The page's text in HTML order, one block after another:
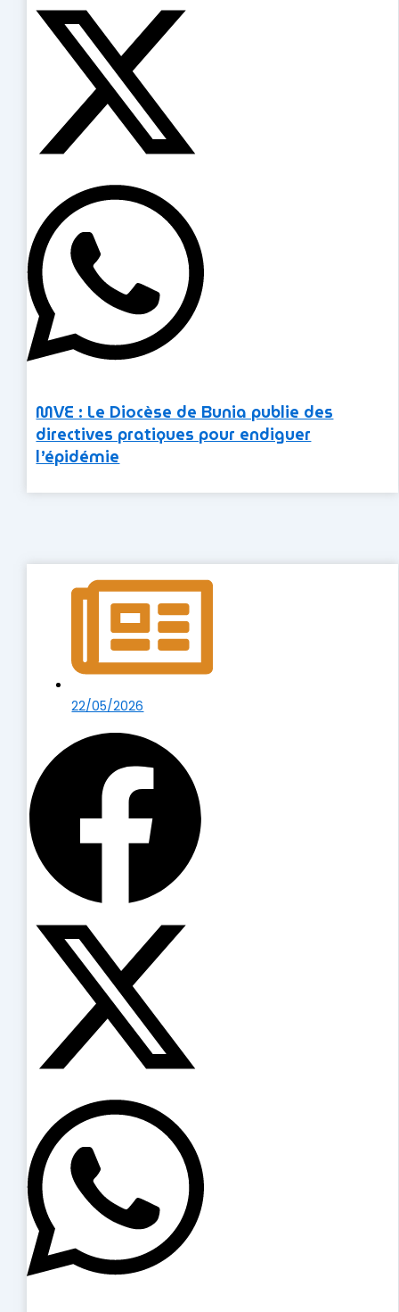
MVE : Le Diocèse de Bunia publie des
directives pratiques pour endiguer
l’épidémie
22/05/2026